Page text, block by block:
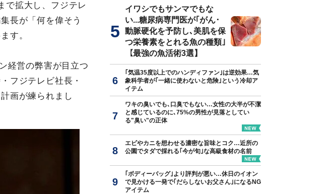
で拡大し、フジテレ
長が「何を偉そう
す。
経営の弊害が目立つ
フジテレビ社長・
画が練られまし
イワシでもサンマでもな
い...糖尿病専門医が｢がん･
動脈硬化を予防し､美肌を保
つ栄養素をとれる魚の種類｣
【最強の魚活術3選】
｢気温35度以上でのハンディファン｣は逆効果…気
象科学者が｢一緒に使わないと危険｣という冷却ア
イテム
ワキの臭いでも､口臭でもない…女性の大半が不潔
と感じているのに､75%の男性が見落としてい
る"臭い"の正体
エビやカニを想わせる濃密な旨味とコク…近所の
公園でタダで採れる｢今が旬｣な高級食材の名前
｢ボディーバッグ｣より評判が悪い…休日のイオン
で見かける一発で｢だらしないお父さん｣になるNG
アイテム